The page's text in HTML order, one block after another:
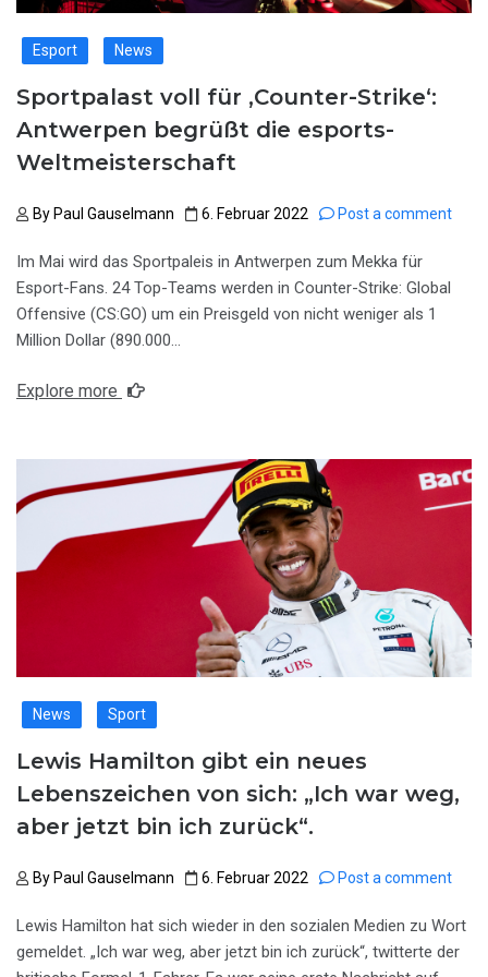
Esport News
Sportpalast voll für ‚Counter-Strike‘:
Antwerpen begrüßt die esports-
Weltmeisterschaft
By Paul Gauselmann 6. Februar 2022 Post a comment
Im Mai wird das Sportpaleis in Antwerpen zum Mekka für
Esport-Fans. 24 Top-Teams werden in Counter-Strike: Global
Offensive (CS:GO) um ein Preisgeld von nicht weniger als 1
Million Dollar (890.000…
Explore more
News Sport
Lewis Hamilton gibt ein neues
Lebenszeichen von sich: „Ich war weg,
aber jetzt bin ich zurück“.
By Paul Gauselmann 6. Februar 2022 Post a comment
Lewis Hamilton hat sich wieder in den sozialen Medien zu Wort
gemeldet. „Ich war weg, aber jetzt bin ich zurück“, twitterte der